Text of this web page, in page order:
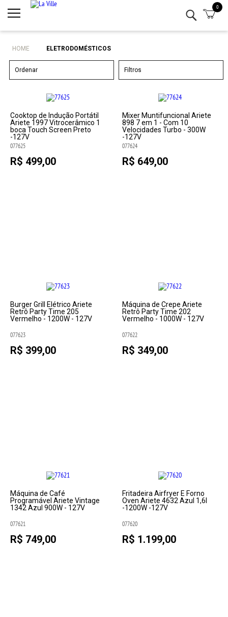
0
Mesa
Eletro
Bar
Decor
HOME ELETRODOMÉSTICOS
Filtros
Ordenar
Cooktop de Indução Portátil
Ariete 1997 Vitrocerâmico 1
boca Touch Screen Preto
-127V
077625
R$ 499,00
Mixer Muntifuncional Ariete
898 7 em 1 - Com 10
Velocidades Turbo - 300W
-127V
077624
R$ 649,00
Burger Grill Elétrico Ariete
Retrô Party Time 205
Vermelho - 1200W - 127V
077623
R$ 399,00
Máquina de Crepe Ariete
Retrô Party Time 202
Vermelho - 1000W - 127V
077622
R$ 349,00
Máquina de Café
Programável Ariete Vintage
1342 Azul 900W - 127V
077621
R$ 749,00
Fritadeira Airfryer E Forno
Oven Ariete 4632 Azul 1,6l
-1200W -127V
077620
R$ 1.199,00